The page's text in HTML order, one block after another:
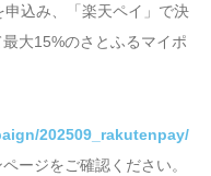
込み、「楽天ペイ」で決
大15%のさとふるマイポ
202509_rakutenpay/
ージをご確認ください。